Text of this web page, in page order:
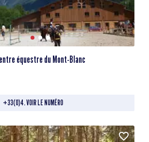
équestre du Mont-Blanc
+33(0)4. VOIR LE NUMÉRO